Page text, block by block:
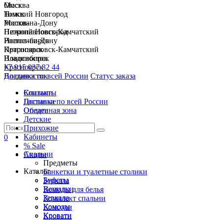
Москва
Нижний Новгород
Ростов-на-Дону
Петропавловск-Камчатский
Новосибирск
Красноярск
Владивосток
+7 915 037 82 44
Доставка по всей России Статус заказа
Спальни
Гостиные
Обеденная зона
Детские
Прихожие
Кабинеты
% Sale
Акции
Каталог
Буфеты
Вешалки
Зеркала
Комоды
Кровати
Омск
Томск
Москва
Нижний Новгород
Ростов-на-Дону
Петропавловск-Камчатский
Новосибирск
Красноярск
Владивосток
Контакты
Доставка по всей России
Оплата
0
Спальни
Предметы
Банкетки и туалетные столики
Зеркала
Комоды для белья
Комплект спальни
Консоли
Кровати